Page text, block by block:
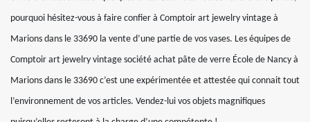
pourquoi hésitez-vous à faire confier à Comptoir art jewelry vintage à
Marions dans le 33690 la vente d’une partie de vos vases. Les équipes de
Comptoir art jewelry vintage société achat pâte de verre École de Nancy à
Marions dans le 33690 c’est une expérimentée et attestée qui connait tout
l’environnement de vos articles. Vendez-lui vos objets magnifiques